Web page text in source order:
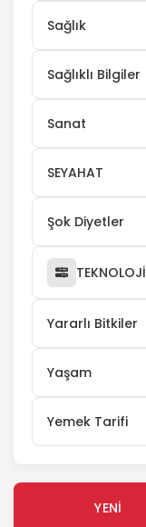
Sağlık
Sağlıklı Bilgiler
Sanat
SEYAHAT
Şok Diyetler
TEKNOLOJİ
Yararlı Bitkiler
Yaşam
Yemek Tarifi
YENI